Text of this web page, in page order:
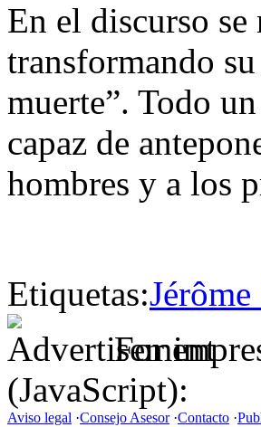
En el discurso
transformando
muerte”. Todo
capaz de
hombres y a los
Etiquetas:
For
(JavaScript):
Aviso legal ·Consejo Asesor·Contacto ·